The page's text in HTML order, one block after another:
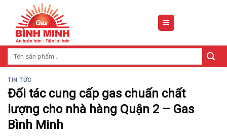
content
TIN TỨC
Đối tác cung cấp gas chuấn chất
lượng cho nhà hàng Quận 2 – Gas
Bình Minh